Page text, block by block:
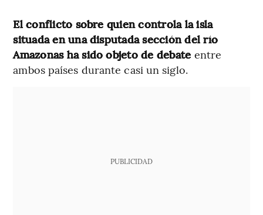
El conflicto sobre quien controla la isla
situada en una disputada sección del río
Amazonas ha sido objeto de debate entre
ambos países durante casi un siglo.
PUBLICIDAD